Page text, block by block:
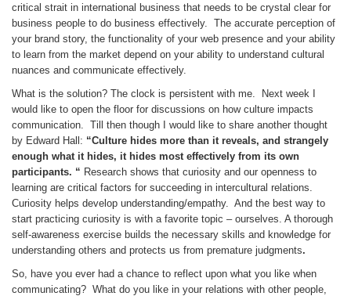
critical strait in international business that needs to be crystal clear for
business people to do business effectively. The accurate perception of
your brand story, the functionality of your web presence and your ability
to learn from the market depend on your ability to understand cultural
nuances and communicate effectively.
What is the solution? The clock is persistent with me. Next week I
would like to open the floor for discussions on how culture impacts
communication. Till then though I would like to share another thought
by Edward Hall: “Culture hides more than it reveals, and strangely
enough what it hides, it hides most effectively from its own
participants. “ Research shows that curiosity and our openness to
learning are critical factors for succeeding in intercultural relations.
Curiosity helps develop understanding/empathy. And the best way to
start practicing curiosity is with a favorite topic – ourselves. A thorough
self-awareness exercise builds the necessary skills and knowledge for
understanding others and protects us from premature judgments.
So, have you ever had a chance to reflect upon what you like when
communicating? What do you like in your relations with other people,